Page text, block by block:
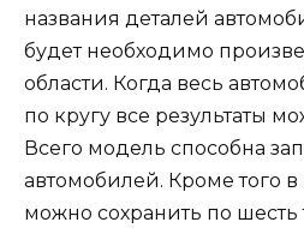
названия деталей
будет необходимо
области. Когда весь
по кругу все результаты
Всего модель способна
автомобилей. Кроме того
можно сохранить по шесть